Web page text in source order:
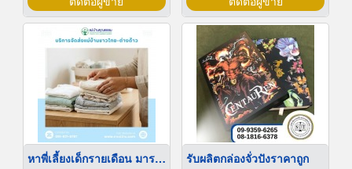
หาพี่เลี้ยงเด็กรายเดือน มารยาทดี รับผลิตกล่องจั่วปังราคาถูก